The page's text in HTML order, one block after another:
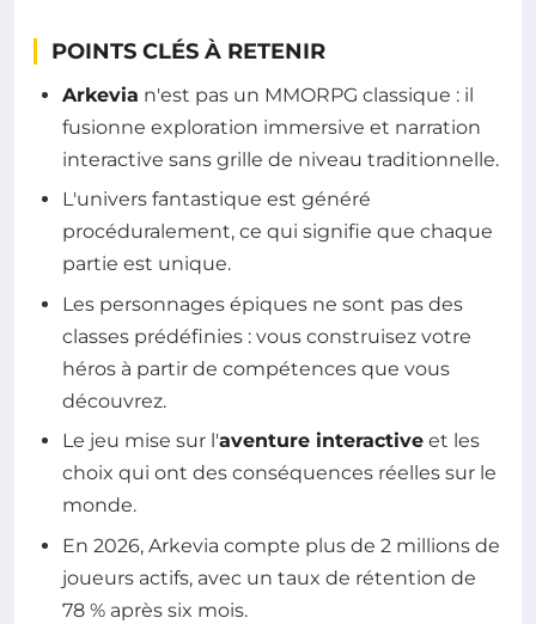
POINTS CLÉS À RETENIR
Arkevia n'est pas un MMORPG classique : il
fusionne exploration immersive et narration
interactive sans grille de niveau traditionnelle.
L'univers fantastique est généré
procéduralement, ce qui signifie que chaque
partie est unique.
Les personnages épiques ne sont pas des
classes prédéfinies : vous construisez votre
héros à partir de compétences que vous
découvrez.
Le jeu mise sur l'aventure interactive et les
choix qui ont des conséquences réelles sur le
monde.
En 2026, Arkevia compte plus de 2 millions de
joueurs actifs, avec un taux de rétention de
78 % après six mois.